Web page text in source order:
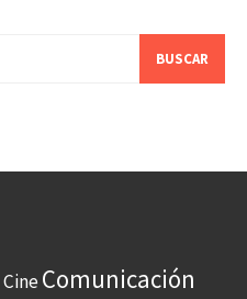
CineComunicación